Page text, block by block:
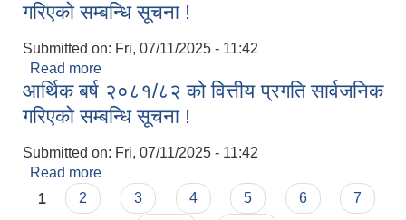
गरिएको सम्बन्धि सूचना !
Submitted on: Fri, 07/11/2025 - 11:42
Read more
गरिएको सम्बन्धि सूचना !
आर्थिक बर्ष २०८१/८२ को वित्तीय प्रगति सार्वजनिक
गरिएको सम्बन्धि सूचना !
Submitted on: Fri, 07/11/2025 - 11:42
Read more
गरिएको सम्बन्धि सूचना !
Pages
1 2 3 4 5 6
7